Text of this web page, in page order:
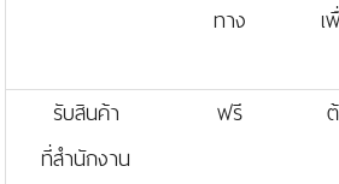
ทาง
เ
รับสินค้า
ที่สำนักงาน
ฟรี